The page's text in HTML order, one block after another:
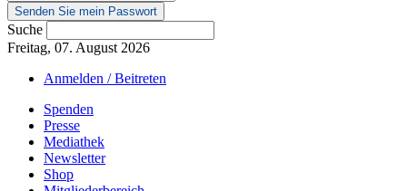
Suche
Freitag, 07. August 2026
Anmelden / Beitreten
Spenden
Presse
Mediathek
Newsletter
Shop